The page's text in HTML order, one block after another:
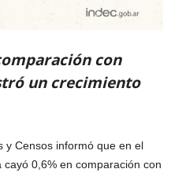
con
un crecimiento
y Censos informó que en el
0,6% en comparación con